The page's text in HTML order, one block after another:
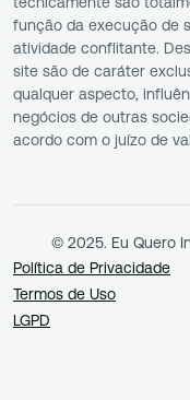
função da execução de
atividade conflitante.
site são de caráter
qualquer aspecto,
negócios de outras
acordo com o juízo de
© 2025. Eu Quero
Política de Privacidade
Termos de Uso
LGPD